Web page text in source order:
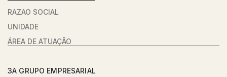
RAZÃO SOCIAL
UNIDADE
ÁREA DE ATUAÇÃO
3A GRUPO EMPRESARIAL